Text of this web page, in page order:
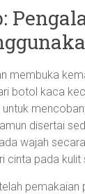
membuka
botol kaca
disertai
wajah
cinta pada kulit